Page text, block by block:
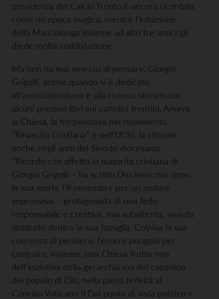
presidenza del Calcio Trento è ancora ricordata
come un'epoca magica, mentre l'intuizione
della Marcialonga insieme ad altri tre amici gli
diede molta soddisfazione.
Ma non ha mai smesso di pensare, Giorgio
Grigolli, anche quando si è dedicato
all'associazionismo e alla ricerca storico con
alcuni preziosi libri sui cattolici trentini. Amava
la Chiesa, la frequentava nel movimento
“Rinascita Cristiana” e nell'UCSI, la stimolò
anche negli anni del Sinodo diocesano:
“Ricordo con affetto la maturità cristiana di
Giorgio Grigolli – ha scritto l'Arcivescovo dopo
la sua morte l'8 novembre per un malore
improvviso – protagonista di una fede
responsabile e creativa, mai subalterna, vissuta
anzitutto dentro la sua famiglia. Colpiva la sua
coerenza di pensiero, l’essere pungolo per
costruire, insieme, una Chiesa frutto non
dell’iniziativa della gerarchia ma del cammino
del popolo di Dio, nella piena fedeltà al
Concilio Vaticano II.Dal punto di vista politico e